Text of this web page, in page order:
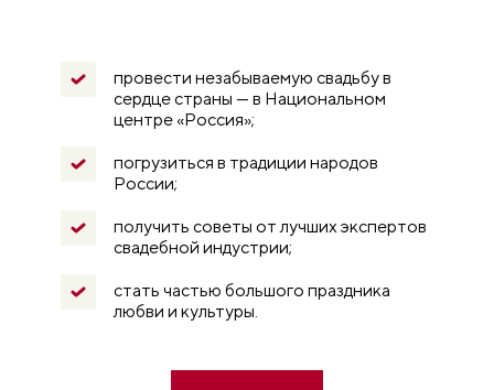
провести незабываемую свадьбу в
сердце страны — в Национальном
центре «Россия»;
погрузиться в традиции народов
России;
получить советы от лучших экспертов
свадебной индустрии;
стать частью большого праздника
любви и культуры.